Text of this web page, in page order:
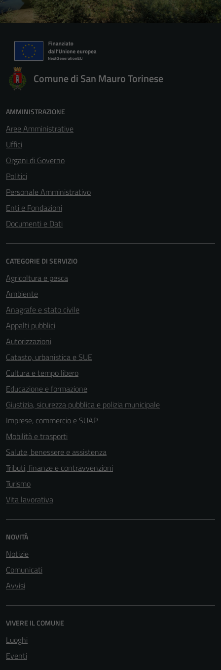
Comune di San Mauro Torinese
AMMINISTRAZIONE
Aree Amministrative
Uffici
Organi di Governo
Politici
Personale Amministrativo
Enti e Fondazioni
Documenti e Dati
CATEGORIE DI SERVIZIO
Agricoltura e pesca
Ambiente
Anagrafe e stato civile
Appalti pubblici
Autorizzazioni
Catasto, urbanistica e SUE
Cultura e tempo libero
Educazione e formazione
Giustizia, sicurezza pubblica e polizia municipale
Imprese, commercio e SUAP
Mobilità e trasporti
Salute, benessere e assistenza
Tributi, finanze e contravvenzioni
Turismo
Vita lavorativa
NOVITÀ
Notizie
Comunicati
Avvisi
VIVERE IL COMUNE
Luoghi
Eventi